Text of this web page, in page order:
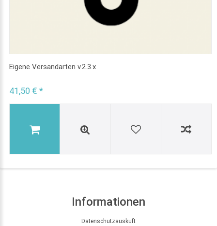
Eigene Versandarten v.2.3.x
41,50 € *
Informationen
Datenschutzauskuft